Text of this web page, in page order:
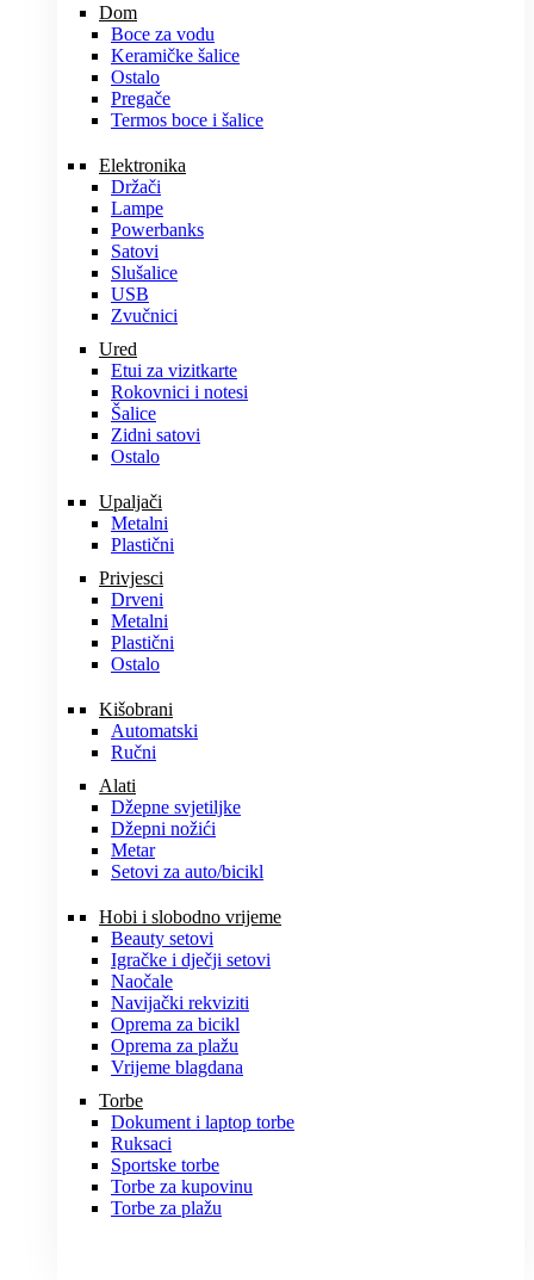
Dom
Boce za vodu
Keramičke šalice
Ostalo
Pregače
Termos boce i šalice
Elektronika
Držači
Lampe
Powerbanks
Satovi
Slušalice
USB
Zvučnici
Ured
Etui za vizitkarte
Rokovnici i notesi
Šalice
Zidni satovi
Ostalo
Upaljači
Metalni
Plastični
Privjesci
Drveni
Metalni
Plastični
Ostalo
Kišobrani
Automatski
Ručni
Alati
Džepne svjetiljke
Džepni nožići
Metar
Setovi za auto/bicikl
Hobi i slobodno vrijeme
Beauty setovi
Igračke i dječji setovi
Naočale
Navijački rekviziti
Oprema za bicikl
Oprema za plažu
Vrijeme blagdana
Torbe
Dokument i laptop torbe
Ruksaci
Sportske torbe
Torbe za kupovinu
Torbe za plažu